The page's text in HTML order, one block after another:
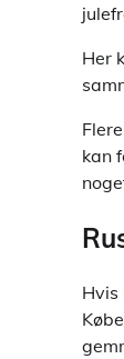
Her
kan
Hvis